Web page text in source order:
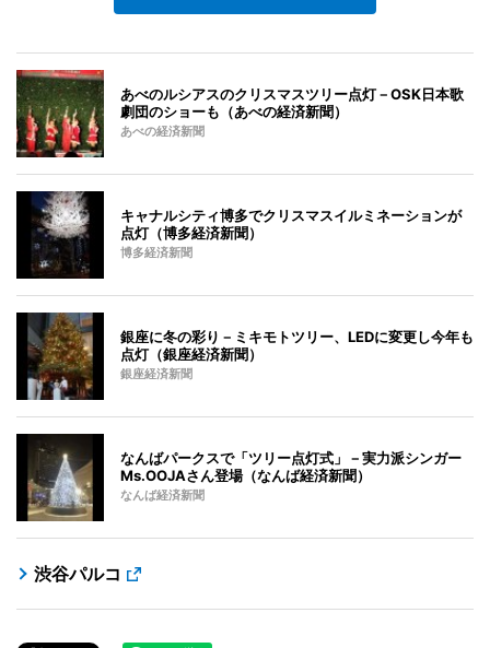
あべのルシアスのクリスマスツリー点灯－OSK日本歌
劇団のショーも（あべの経済新聞）
あべの経済新聞
キャナルシティ博多でクリスマスイルミネーションが
点灯（博多経済新聞）
博多経済新聞
銀座に冬の彩り－ミキモトツリー、LEDに変更し今年も
点灯（銀座経済新聞）
銀座経済新聞
なんばパークスで「ツリー点灯式」－実力派シンガー
Ms.OOJAさん登場（なんば経済新聞）
なんば経済新聞
渋谷パルコ